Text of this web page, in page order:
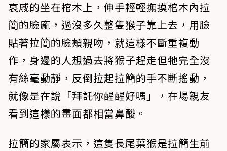
哀戚的坐在棺木上，伸手輕輕撫摸棺木內拉
簡的臉龐，過沒多久整隻猴子靠上去，用臉
貼著拉簡的臉頰親吻，就這樣不斷重複動
作，身邊的人想過去將猴子趕走但牠完全沒
有絲毫動靜，反倒拉起拉簡的手不斷搖動，
就像是在說「拜託你醒醒好嗎」，在場親友
看到這樣的畫面都相當鼻酸。
拉簡的家屬表示，這隻長尾葉猴是拉簡生前